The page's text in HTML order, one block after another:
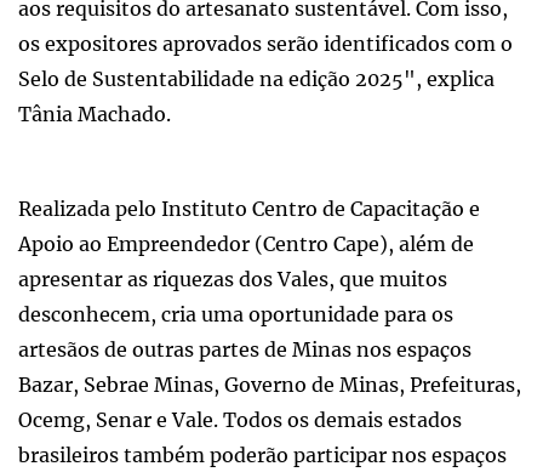
aos requisitos do artesanato sustentável. Com isso,
os expositores aprovados serão identificados com o
Selo de Sustentabilidade na edição 2025", explica
Tânia Machado.
Realizada pelo Instituto Centro de Capacitação e
Apoio ao Empreendedor (Centro Cape), além de
apresentar as riquezas dos Vales, que muitos
desconhecem, cria uma oportunidade para os
artesãos de outras partes de Minas nos espaços
Bazar, Sebrae Minas, Governo de Minas, Prefeituras,
Ocemg, Senar e Vale. Todos os demais estados
brasileiros também poderão participar nos espaços